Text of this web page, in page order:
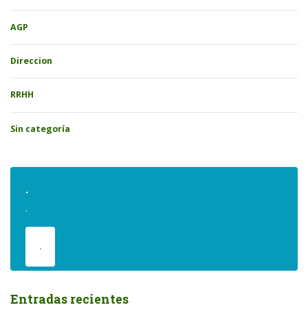
AGP
Direccion
RRHH
Sin categoría
.
.
.
Entradas recientes